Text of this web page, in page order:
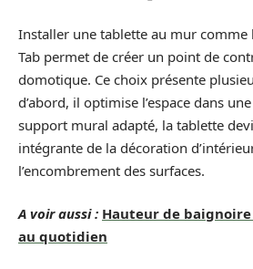
Installer une tablette au mur comme
Tab permet de créer un point de
domotique. Ce choix présente
d’abord, il optimise l’espace dans
support mural adapté, la tablette
intégrante de la décoration
l’encombrement des surfaces.
A voir aussi : Hauteur de
au quotidien